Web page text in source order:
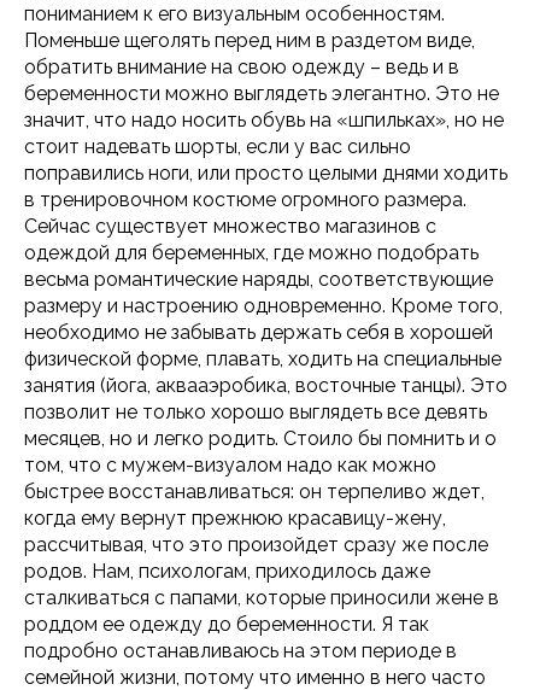
пониманием к его визуальным особенностям.
Поменьше щеголять перед ним в раздетом виде,
обратить внимание на свою одежду – ведь и в
беременности можно выглядеть элегантно. Это не
значит, что надо носить обувь на «шпильках», но не
стоит надевать шорты, если у вас сильно
поправились ноги, или просто целыми днями ходить
в тренировочном костюме огромного размера.
Сейчас существует множество магазинов с
одеждой для беременных, где можно подобрать
весьма романтические наряды, соответствующие
размеру и настроению одновременно. Кроме того,
необходимо не забывать держать себя в хорошей
физической форме, плавать, ходить на специальные
занятия (йога, аквааэробика, восточные танцы). Это
позволит не только хорошо выглядеть все девять
месяцев, но и легко родить. Стоило бы помнить и о
том, что с мужем-визуалом надо как можно
быстрее восстанавливаться: он терпеливо ждет,
когда ему вернут прежнюю красавицу-жену,
рассчитывая, что это произойдет сразу же после
родов. Нам, психологам, приходилось даже
сталкиваться с папами, которые приносили жене в
роддом ее одежду до беременности. Я так
подробно останавливаюсь на этом периоде в
семейной жизни, потому что именно в него часто